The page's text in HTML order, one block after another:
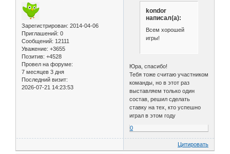
Зарегистрирован: 2014-04-06
Приглашений: 0
Сообщений: 12111
Уважение: +3655
Позитив: +4528
Провел на форуме:
7 месяцев 3 дня
Последний визит:
2026-07-21 14:23:53
kondor
написал(а):
Всем хорошей
игры!
Юра, спасибо!
Тебя тоже считаю участником
команды, но в этот раз
выставляем только один
состав, решил сделать
ставку на тех, кто успешно
играл в этом году
0
Цитировать